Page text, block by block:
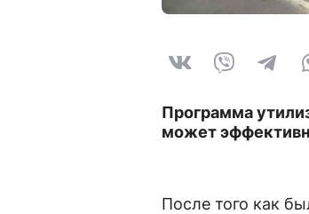
Программа
может
После того как